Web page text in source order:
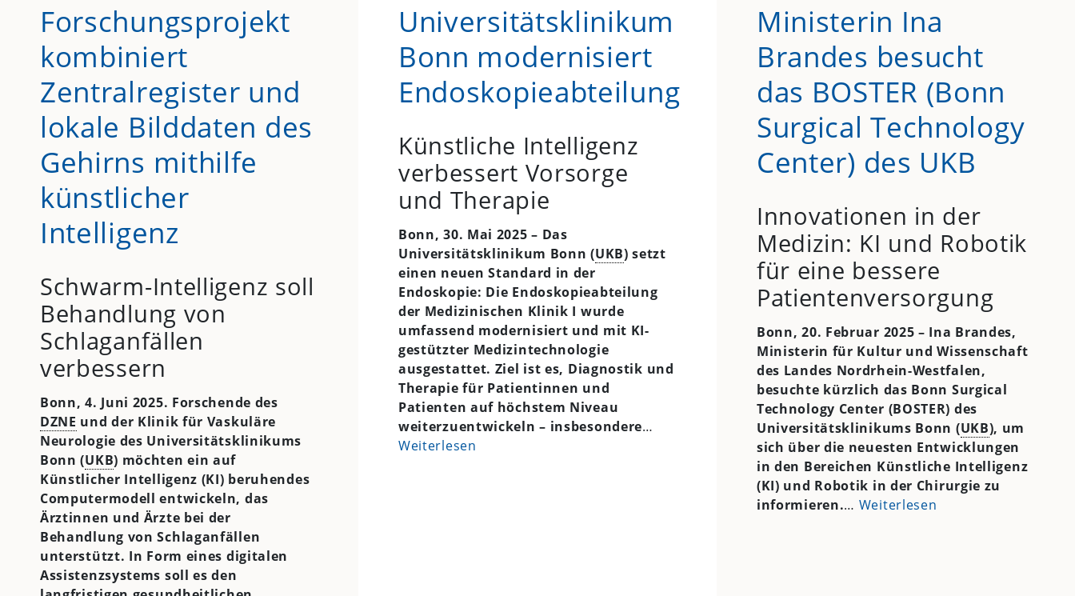
Forschungsprojekt
kombiniert
Zentralregister und
lokale Bilddaten des
Gehirns mithilfe
künstlicher
Intelligenz
Schwarm-Intelligenz soll
Behandlung von
Schlaganfällen
verbessern
Bonn, 4. Juni 2025. Forschende des
DZNE und der Klinik für Vaskuläre
Neurologie des Universitätsklinikums
Bonn (UKB) möchten ein auf
Künstlicher Intelligenz (KI) beruhendes
Computermodell entwickeln, das
Ärztinnen und Ärzte bei der
Behandlung von Schlaganfällen
unterstützt. In Form eines digitalen
Assistenzsystems soll es den
Universitätsklinikum
Bonn modernisiert
Endoskopieabteilung
Künstliche Intelligenz
verbessert Vorsorge
und Therapie
Bonn, 30. Mai 2025 – Das
Universitätsklinikum Bonn (UKB) setzt
einen neuen Standard in der
Endoskopie: Die Endoskopieabteilung
der Medizinischen Klinik I wurde
umfassend modernisiert und mit KI-
gestützter Medizintechnologie
ausgestattet. Ziel ist es, Diagnostik und
Therapie für Patientinnen und
Patienten auf höchstem Niveau
weiterzuentwickeln – insbesondere…
Weiterlesen
Ministerin Ina
Brandes besucht
das BOSTER (Bonn
Surgical Technology
Center) des UKB
Innovationen in der
Medizin: KI und Robotik
für eine bessere
Patientenversorgung
Bonn, 20. Februar 2025 – Ina Brandes,
Ministerin für Kultur und Wissenschaft
des Landes Nordrhein-Westfalen,
besuchte kürzlich das Bonn Surgical
Technology Center (BOSTER) des
Universitätsklinikums Bonn (UKB), um
sich über die neuesten Entwicklungen
in den Bereichen Künstliche Intelligenz
(KI) und Robotik in der Chirurgie zu
informieren.… Weiterlesen